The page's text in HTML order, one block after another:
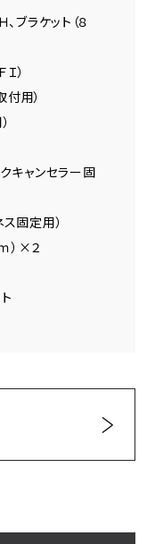
ブラケット（８
）
用）
クキャンセラー固
ス固定用）
）×２